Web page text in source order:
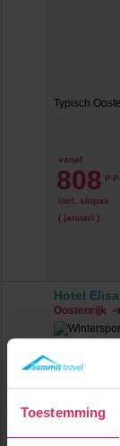
Toestemming
Typisch
vanaf
808 p.p.
incl. skipas
( januari )
Hotel
Oostenrijk